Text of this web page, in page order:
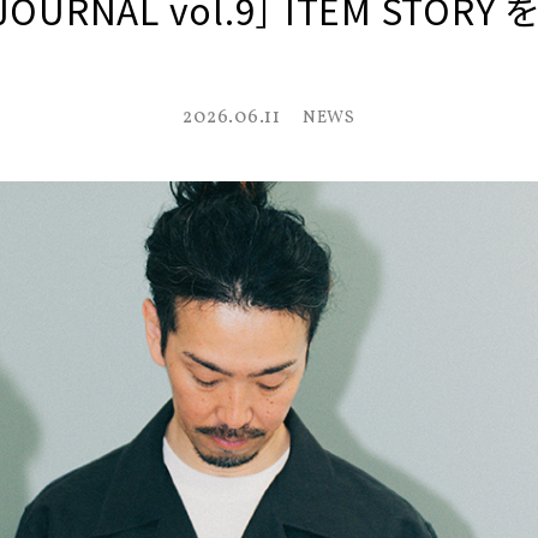
2026.06.11 NEWS